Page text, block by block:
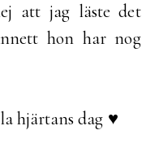
att jag läste det
hon har nog
hjärtans dag ♥